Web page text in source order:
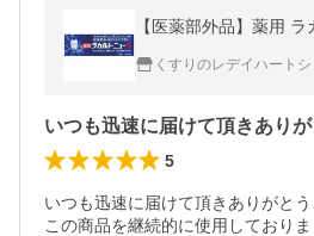
くすりのレデイハート
5
いつも迅速に届けて頂きありがとう
この商品を継続的に使用しており